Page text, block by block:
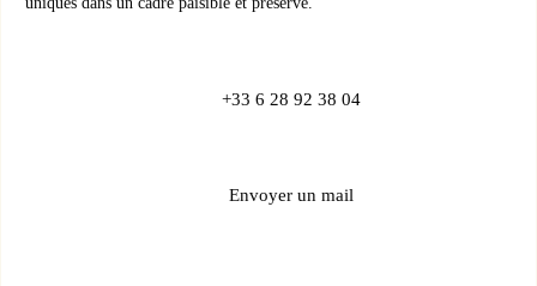
+33 6 28 92 38 04
Envoyer un mail